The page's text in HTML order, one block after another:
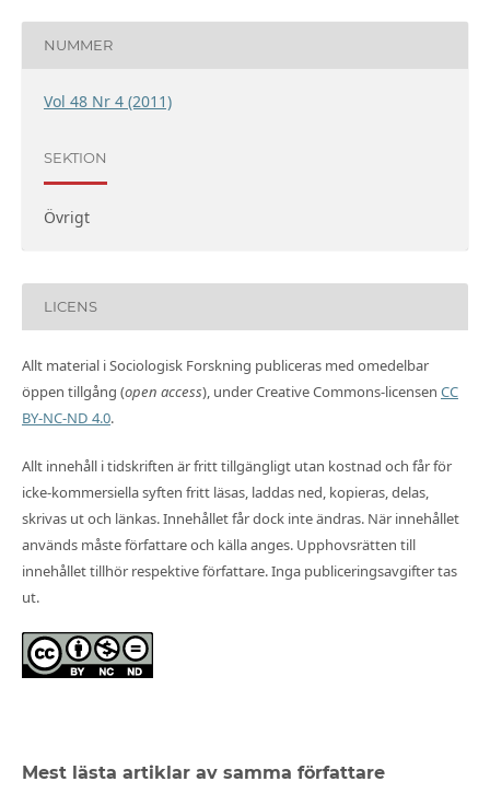
NUMMER
Vol 48 Nr 4 (2011)
SEKTION
Övrigt
LICENS
Allt material i Sociologisk Forskning publiceras med omedelbar
öppen tillgång (open access), under Creative Commons-licensen CC
BY-NC-ND 4.0.
Allt innehåll i tidskriften är fritt tillgängligt utan kostnad och får för
icke-kommersiella syften fritt läsas, laddas ned, kopieras, delas,
skrivas ut och länkas. Innehållet får dock inte ändras. När innehållet
används måste författare och källa anges. Upphovsrätten till
innehållet tillhör respektive författare. Inga publiceringsavgifter tas
ut.
Mest lästa artiklar av samma författare